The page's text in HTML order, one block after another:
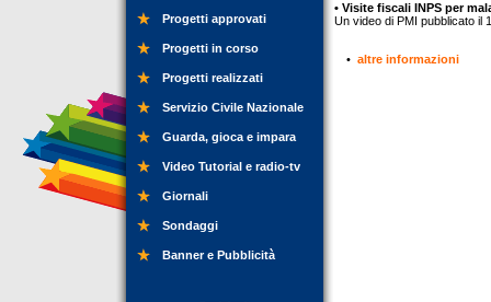
Progetti approvati
Progetti in corso
Progetti realizzati
Servizio Civile Nazionale
Guarda, gioca e impara
Video Tutorial e radio-tv
Giornali
Sondaggi
Banner e Pubblicità
• Visite fiscali INPS per
Un video di PMI pubblicato il
• altre informazioni